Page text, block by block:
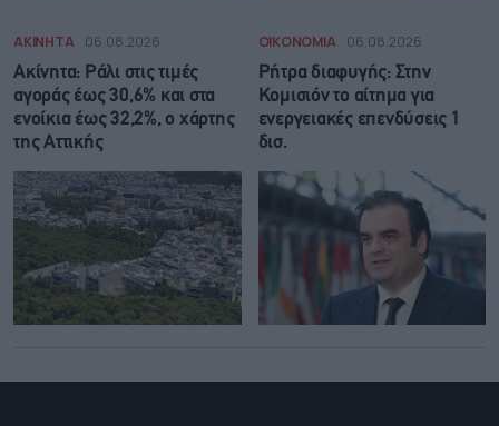
ΑΚΙΝΗΤΑ 06.08.2026
Ακίνητα: Ράλι στις τιμές
αγοράς έως 30,6% και στα
ενοίκια έως 32,2%, ο χάρτης
της Αττικής
ΟΙΚΟΝΟΜΙΑ 06.08.2026
Ρήτρα διαφυγής: Στην
Κομισιόν το αίτημα για
ενεργειακές επενδύσεις 1
δισ.